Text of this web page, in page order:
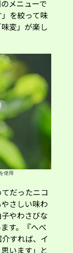
変」が楽し
用
だったニコ
やわさびな
す。『へべ
すれば、イ
います」と